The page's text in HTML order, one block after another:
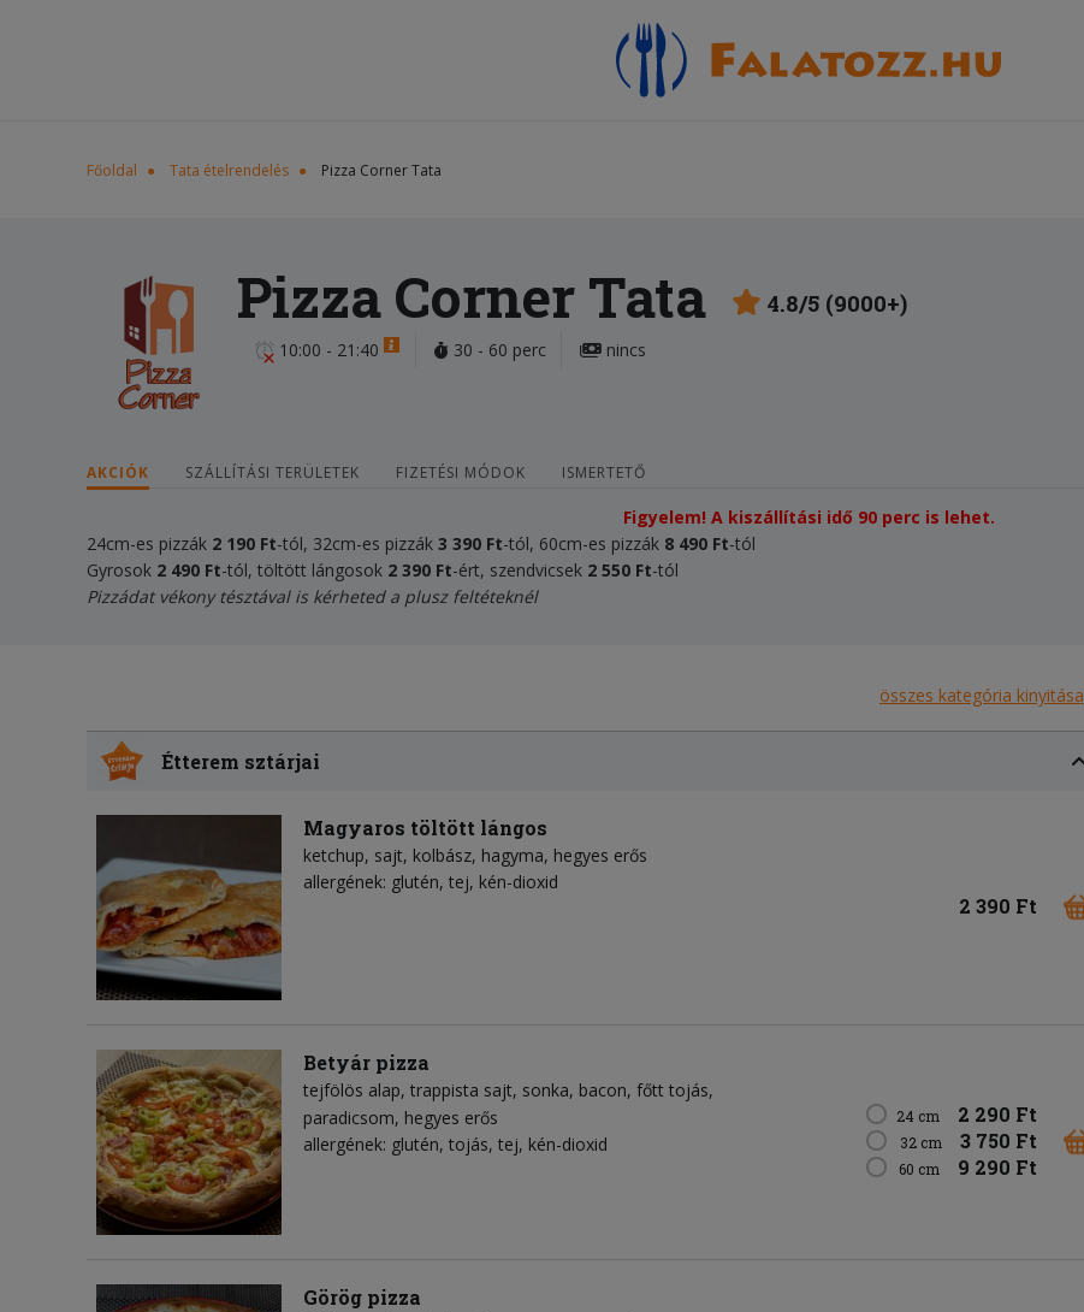
Főoldal Tata ételrendelés Pizza Corner Tata
Pizza Corner Tata 4.8/5 (9000+)
10:00 - 21:40 30 - 60 perc nincs
AKCIÓK SZÁLLÍTÁSI TERÜLETEK FIZETÉSI MÓDOK ISMERTETŐ
Figyelem! A kiszállítási idő 90 perc is lehet.
24cm-es pizzák 2 190 Ft-tól, 32cm-es pizzák 3 390 Ft-tól, 60cm-es pizzák 8 490 Ft-tól
Gyrosok 2 490 Ft-tól, töltött lángosok 2 390 Ft-ért, szendvicsek 2 550 Ft-tól
Pizzádat vékony tésztával is kérheted a plusz feltéteknél
összes kategória kinyitása
Étterem sztárjai
Magyaros töltött lángos
ketchup sajt kolbász hagyma hegyes erős
allergének: glutén, tej, kén-dioxid
2 390 Ft
Betyár pizza
tejfölös alap trappista sajt sonka bacon főtt tojás
paradicsom hegyes erős
allergének: glutén, tojás, tej, kén-dioxid
24 cm 2 290 Ft
32 cm 3 750 Ft
60 cm 9 290 Ft
Görög pizza